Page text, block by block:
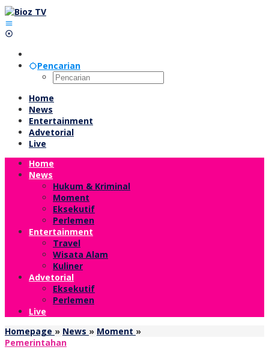
Lewati
ke
konten
Pencarian
Home
News
Entertainment
Advetorial
Live
Home
News
Hukum & Kriminal
Moment
Eksekutif
Perlemen
Entertainment
Travel
Wisata Alam
Kuliner
Advetorial
Eksekutif
Perlemen
Live
Homepage » News » Moment »Dompet
Pemerintahan